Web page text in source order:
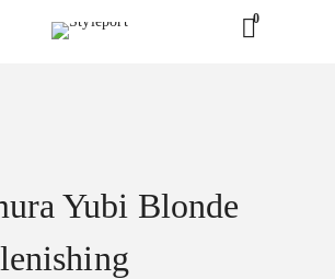
0
Yubi Blonde